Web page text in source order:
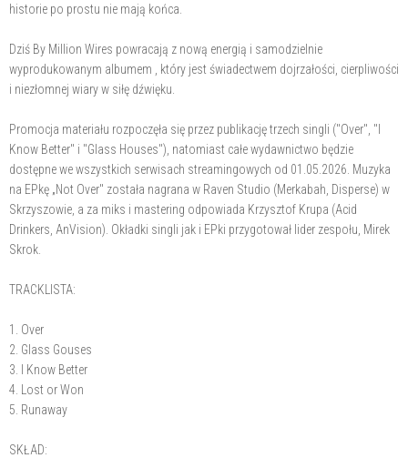
historie po prostu nie mają końca.
Dziś By Million Wires powracają z nową energią i samodzielnie
wyprodukowanym albumem , który jest świadectwem dojrzałości, cierpliwości
i niezłomnej wiary w siłę dźwięku.
Promocja materiału rozpoczęła się przez publikację trzech singli ("Over", "I
Know Better" i "Glass Houses"), natomiast całe wydawnictwo będzie
dostępne we wszystkich serwisach streamingowych od 01.05.2026. Muzyka
na EPkę „Not Over" została nagrana w Raven Studio (Merkabah, Disperse) w
Skrzyszowie, a za miks i mastering odpowiada Krzysztof Krupa (Acid
Drinkers, AnVision). Okładki singli jak i EPki przygotował lider zespołu, Mirek
Skrok.
TRACKLISTA:
1. Over
2. Glass Gouses
3. I Know Better
4. Lost or Won
5. Runaway
SKŁAD: